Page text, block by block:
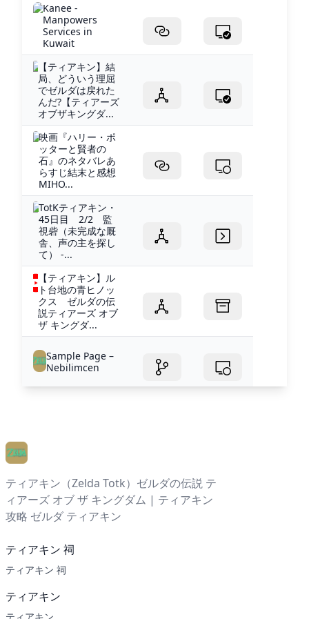
Kanee -
Manpowers
Services in
Kuwait
【ティアキン】結
局、どういう理屈
でゼルダは戻れた
んだ?【ティアーズ
オブザキングダ...
映画『ハリー・ポ
ッターと賢者の
石』のネタバレあ
らすじ結末と感想
MIHO...
TotKティアキン・
45日目 2/2 監
視砦（未完成な厩
舎、声の主を探し
て） -...
【ティアキン】ル
ト台地の青ヒノッ
クス ゼルダの伝
説ティアーズ オブ
ザ キングダ...
Sample Page –
Nebilimcen
ティアキン（Zelda Totk）ゼルダの伝説 テ
ィアーズ オブ ザ キングダム | ティアキン
攻略 ゼルダ ティアキン
ティアキン 祠
ティアキン 祠
ティアキン